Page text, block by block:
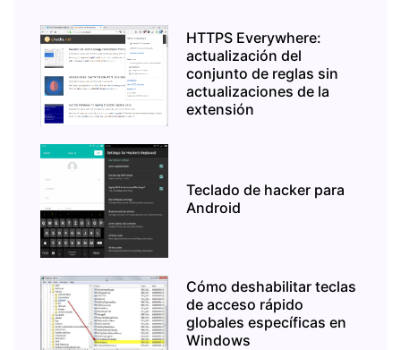
HTTPS Everywhere:
actualización del
conjunto de reglas sin
actualizaciones de la
extensión
Teclado de hacker para
Android
Cómo deshabilitar teclas
de acceso rápido
globales específicas en
Windows